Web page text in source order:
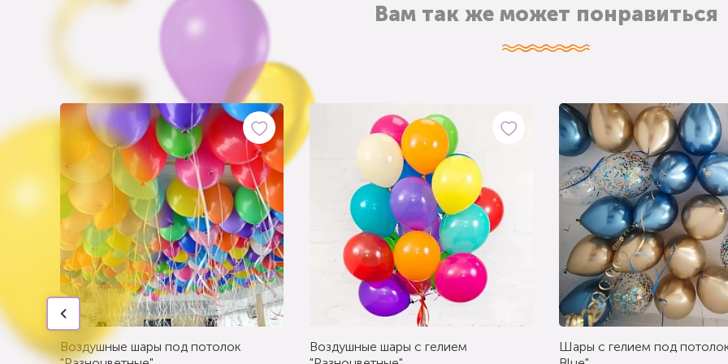
Вам так же может понравиться
Воздушные шары под потолок
Воздушные шары с гелием
Шары с гелием под